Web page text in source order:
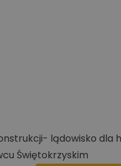
lądowisko dla
Świętokrzyskim